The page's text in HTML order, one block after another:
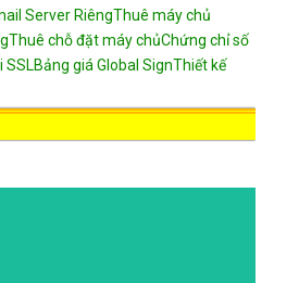
Server RiêngThuê máy chủ
Thuê chỗ đặt máy chủChứng chỉ số
SSLBảng giá Global SignThiết kế